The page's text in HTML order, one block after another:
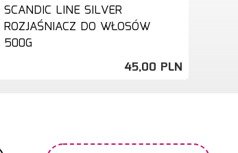
SCANDIC LINE SILVER
ROZJAŚNIACZ DO WŁOSÓW
500G
45,00 PLN